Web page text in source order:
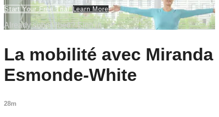
Start Your Free Trial Learn More
Already subscribed? Sign in
La mobilité avec Miranda
Esmonde-White
28m